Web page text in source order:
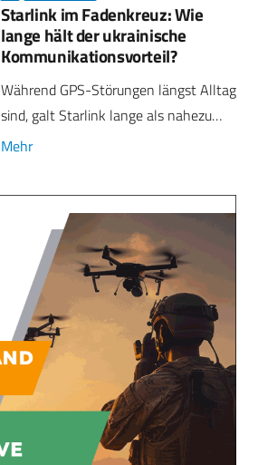
Starlink im Fadenkreuz: Wie
lange hält der ukrainische
Kommunikationsvorteil?
Während GPS-Störungen längst Alltag
sind, galt Starlink lange als nahezu…
Mehr